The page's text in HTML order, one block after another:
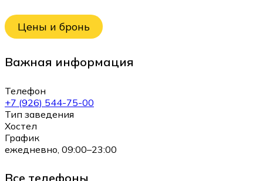
Цены и бронь
Важная информация
Телефон
+7 (926) 544-75-00
Тип заведения
Хостел
График
ежедневно, 09:00–23:00
Все телефоны